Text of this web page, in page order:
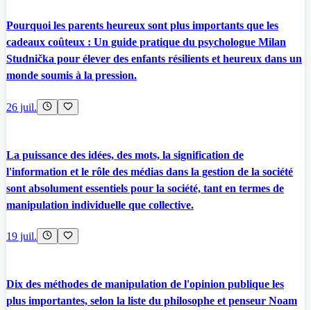
Pourquoi les parents heureux sont plus importants que les
cadeaux coûteux : Un guide pratique du psychologue Milan
Studnička pour élever des enfants résilients et heureux dans un
monde soumis à la pression.
26 juil.
La puissance des idées, des mots, la signification de
l'information et le rôle des médias dans la gestion de la société
sont absolument essentiels pour la société, tant en termes de
manipulation individuelle que collective.
19 juil.
Dix des méthodes de manipulation de l'opinion publique les
plus importantes, selon la liste du philosophe et penseur Noam